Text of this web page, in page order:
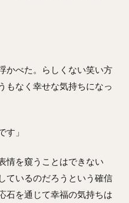
かべた。らしくない笑い方
もなく幸せな気持ちになっ
す」
情を窺うことはできない
ているのだろうという確信
石を通じて幸福の気持ちは